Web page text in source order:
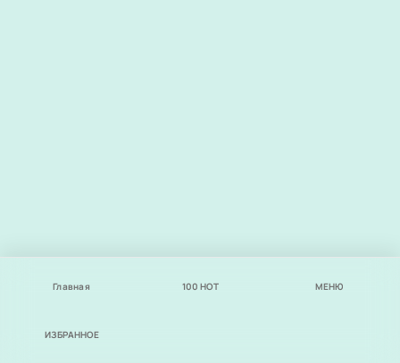
Главная 100 НОТ МЕНЮ
ИЗБРАННОЕ